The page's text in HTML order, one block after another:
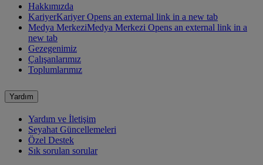
Hakkımızda
KariyerKariyer Opens an external link in a new tab
Medya MerkeziMedya Merkezi Opens an external link in a
new tab
Gezegenimiz
Çalışanlarımız
Toplumlarımız
Yardım
Yardım ve İletişim
Seyahat Güncellemeleri
Özel Destek
Sık sorulan sorular